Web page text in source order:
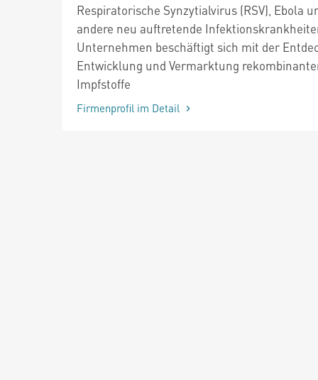
Respiratorische Synzytialvirus (RSV), Ebola
andere neu auftretende
Unternehmen beschäftigt sich mit der
Entwicklung und Vermarktung
Impfstoffe
Firmenprofil im Detail